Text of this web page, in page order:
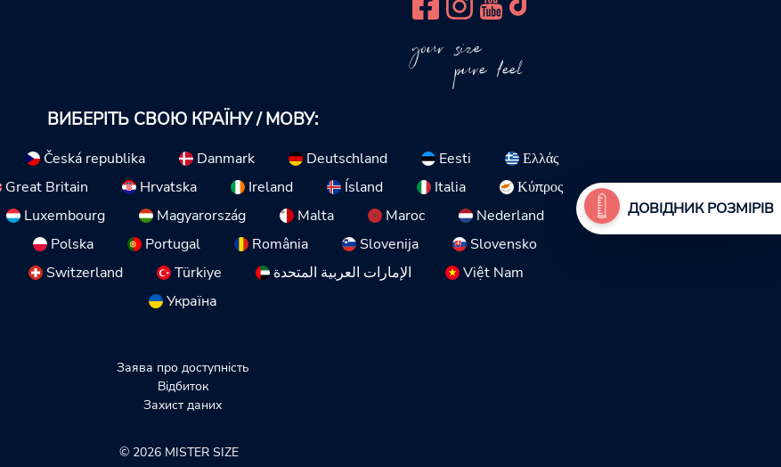
your size
pure feel
ВИБЕРІТЬ СВОЮ КРАЇНУ / МОВУ:
Česká republika Danmark Deutschland Eesti
Ελλάς
Great Britain Hrvatska Ireland Ísland Italia
Κύπρος
Luxembourg Magyarország Malta Maroc
Nederland
Polska Portugal România Slovenija
Slovensko
Switzerland Türkiye الإمارات العربية المتحدة
Việt Nam
Україна
Заява про доступність
Відбиток
Захист даних
© 2026 MISTER SIZE
ДОВІДНИК РОЗМІРІВ